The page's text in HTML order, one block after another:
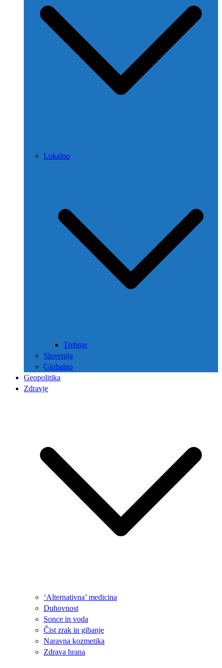
Lokalno
Trebnje
Slovenija
Globalno
Geopolitika
Zdravje
‘Alternativna’ medicina
Duhovnost
Sonce in voda
Čist zrak in gibanje
Naravna kozmetika
Zdrava hrana